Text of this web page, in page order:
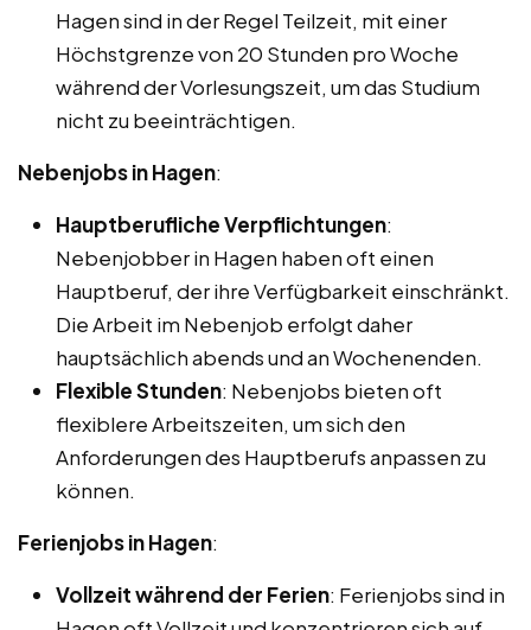
Hagen sind in der Regel Teilzeit, mit einer
Höchstgrenze von 20 Stunden pro Woche
während der Vorlesungszeit, um das Studium
nicht zu beeinträchtigen.
Nebenjobs in Hagen:
Hauptberufliche Verpflichtungen:
Nebenjobber in Hagen haben oft einen
Hauptberuf, der ihre Verfügbarkeit einschränkt.
Die Arbeit im Nebenjob erfolgt daher
hauptsächlich abends und an Wochenenden.
Flexible Stunden: Nebenjobs bieten oft
flexiblere Arbeitszeiten, um sich den
Anforderungen des Hauptberufs anpassen zu
können.
Ferienjobs in Hagen:
Vollzeit während der Ferien: Ferienjobs sind in